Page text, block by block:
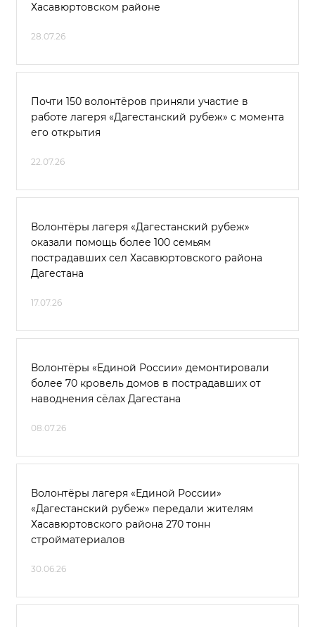
Хасавюртовском районе
28.07.26
Почти 150 волонтёров приняли участие в
работе лагеря «Дагестанский рубеж» с момента
его открытия
22.07.26
Волонтёры лагеря «Дагестанский рубеж»
оказали помощь более 100 семьям
пострадавших сел Хасавюртовского района
Дагестана
17.07.26
Волонтёры «Единой России» демонтировали
более 70 кровель домов в пострадавших от
наводнения сёлах Дагестана
08.07.26
Волонтёры лагеря «Единой России»
«Дагестанский рубеж» передали жителям
Хасавюртовского района 270 тонн
стройматериалов
30.06.26